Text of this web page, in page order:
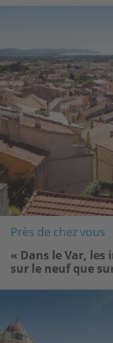
Près de chez vous
« Dans le Var,
sur le neuf que